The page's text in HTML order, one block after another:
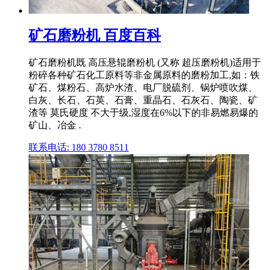
矿石磨粉机 百度百科
矿石磨粉机既 高压悬辊磨粉机 (又称 超压磨粉机)适用于
粉碎各种矿石化工原料等非金属原料的磨粉加工,如：铁
矿石、煤粉石、高炉水渣、电厂脱硫剂、锅炉喷吹煤、
白灰、长石、石英、石膏、重晶石、石灰石、陶瓷、矿
渣等 莫氏硬度 不大于级,湿度在6%以下的非易燃易爆的
矿山、冶金 .
联系电话: 180 3780 8511